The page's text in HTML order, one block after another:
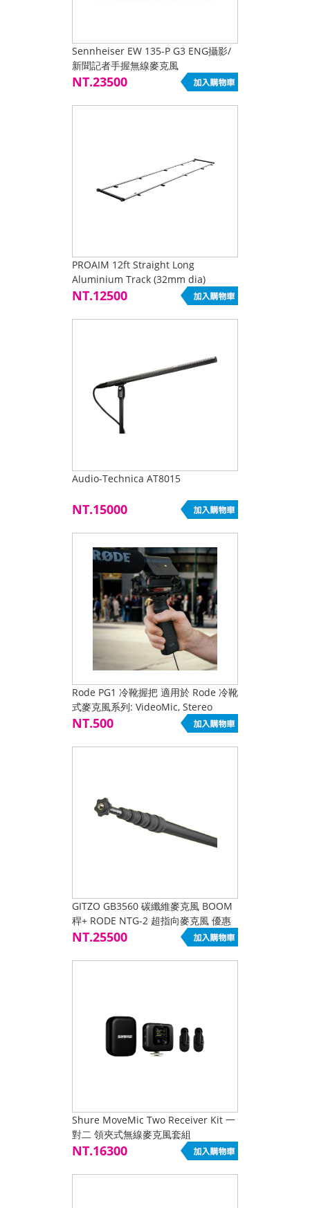
Sennheiser EW 135-P G3 ENG攝影/
新聞記者手握無線麥克風
NT.23500
PROAIM 12ft Straight Long
Aluminium Track (32mm dia)
NT.12500
Audio-Technica AT8015
NT.15000
Rode PG1 冷靴握把 適用於 Rode 冷靴
式麥克風系列: VideoMic, Stereo
VideoMic Rode VideoMic Pro 特惠價
NT.500
GITZO GB3560 碳纖維麥克風 BOOM
稈+ RODE NTG-2 超指向麥克風 優惠
套組
NT.25500
Shure MoveMic Two Receiver Kit 一
對二 領夾式無線麥克風套組
NT.16300